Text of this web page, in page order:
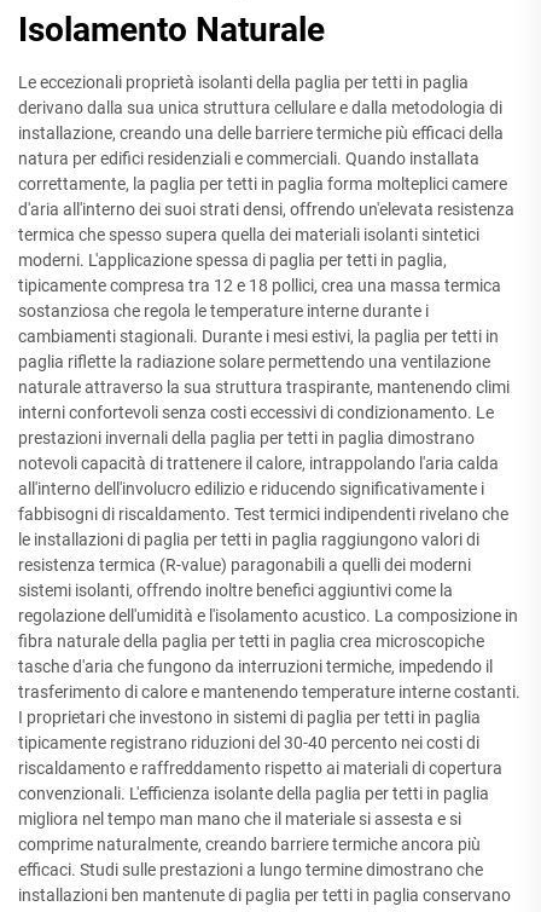
Isolamento Naturale
Le eccezionali proprietà isolanti della paglia per tetti in paglia
derivano dalla sua unica struttura cellulare e dalla metodologia di
installazione, creando una delle barriere termiche più efficaci della
natura per edifici residenziali e commerciali. Quando installata
correttamente, la paglia per tetti in paglia forma molteplici camere
d'aria all'interno dei suoi strati densi, offrendo un'elevata resistenza
termica che spesso supera quella dei materiali isolanti sintetici
moderni. L'applicazione spessa di paglia per tetti in paglia,
tipicamente compresa tra 12 e 18 pollici, crea una massa termica
sostanziosa che regola le temperature interne durante i
cambiamenti stagionali. Durante i mesi estivi, la paglia per tetti in
paglia riflette la radiazione solare permettendo una ventilazione
naturale attraverso la sua struttura traspirante, mantenendo climi
interni confortevoli senza costi eccessivi di condizionamento. Le
prestazioni invernali della paglia per tetti in paglia dimostrano
notevoli capacità di trattenere il calore, intrappolando l'aria calda
all'interno dell'involucro edilizio e riducendo significativamente i
fabbisogni di riscaldamento. Test termici indipendenti rivelano che
le installazioni di paglia per tetti in paglia raggiungono valori di
resistenza termica (R-value) paragonabili a quelli dei moderni
sistemi isolanti, offrendo inoltre benefici aggiuntivi come la
regolazione dell'umidità e l'isolamento acustico. La composizione in
fibra naturale della paglia per tetti in paglia crea microscopiche
tasche d'aria che fungono da interruzioni termiche, impedendo il
trasferimento di calore e mantenendo temperature interne costanti.
I proprietari che investono in sistemi di paglia per tetti in paglia
tipicamente registrano riduzioni del 30-40 percento nei costi di
riscaldamento e raffreddamento rispetto ai materiali di copertura
convenzionali. L'efficienza isolante della paglia per tetti in paglia
migliora nel tempo man mano che il materiale si assesta e si
comprime naturalmente, creando barriere termiche ancora più
efficaci. Studi sulle prestazioni a lungo termine dimostrano che
installazioni ben mantenute di paglia per tetti in paglia conservano